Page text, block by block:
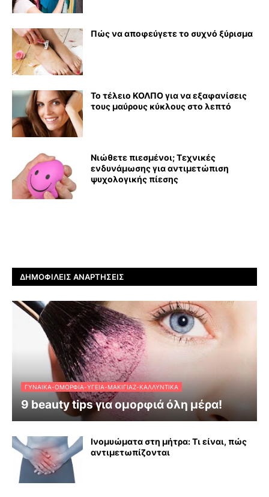
Πώς να αποφεύγετε το συχνό ξύρισμα
Το τέλειο ΚΟΛΠΟ για να εξαφανίσεις
τους μαύρους κύκλους στο λεπτό
Νιώθετε πιεσμένοι; Τεχνικές
ενδυνάμωσης για αντιμετώπιση
ψυχολογικής πίεσης
ΔΗΜΟΦΙΛΕΊΣ ΑΝΑΡΤΉΣΕΙΣ
ΓΥΝΑΊΚΑ-ΟΜΟΡΦΙΆ-ΥΓΕΊΑ-ΜΑΚΙΓΙΆΖ-ΚΑΛΛΥΝΤΙΚΆ
9 beauty tips για ομορφιά όλη μέρα!
Ινομυώματα στη μήτρα: Τι είναι, πώς
αντιμετωπίζονται